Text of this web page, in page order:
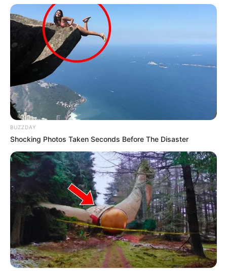
BUZZDAY
Shocking Photos Taken Seconds Before The Disaster